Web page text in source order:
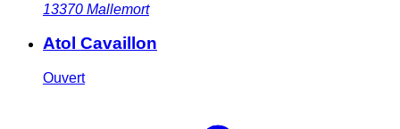
13370 Mallemort
Atol Cavaillon
Ouvert